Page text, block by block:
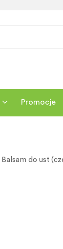
Promocje
Balsam do ust